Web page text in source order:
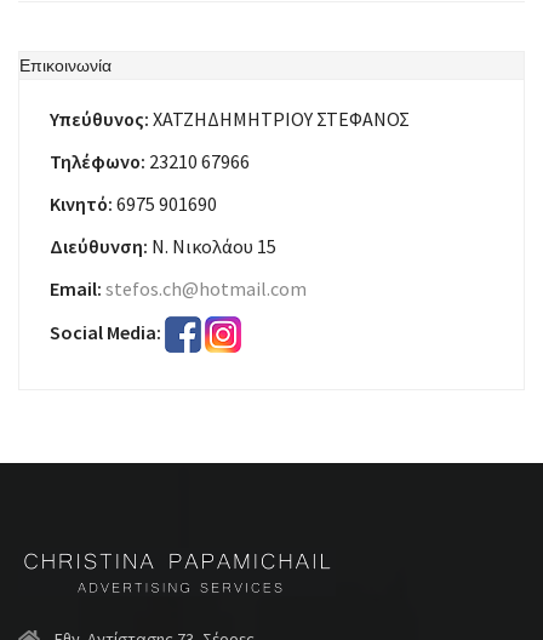
Επικοινωνία
Υπεύθυνος: ΧΑΤΖΗΔΗΜΗΤΡΙΟΥ ΣΤΕΦΑΝΟΣ
Τηλέφωνο: 23210 67966
Κινητό: 6975 901690
Διεύθυνση: Ν. Νικολάου 15
Email: stefos.ch@hotmail.com
Social Media: